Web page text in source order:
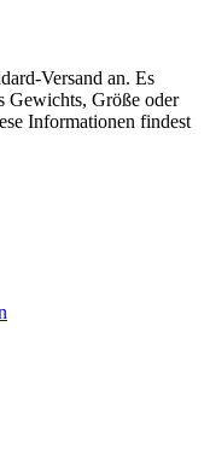
Versand an. Es
Gewichts, Größe oder
Informationen findest